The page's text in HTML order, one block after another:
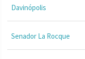
Davinópolis
Senador La Rocque